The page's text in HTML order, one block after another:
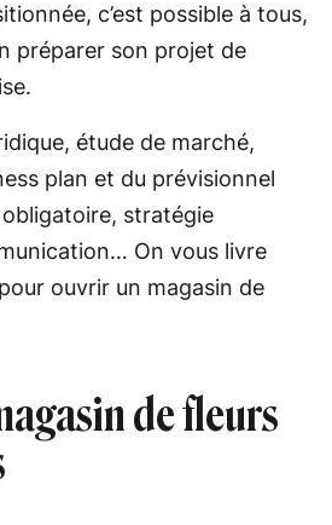
c’est possible à tous,
préparer son projet de
étude de marché,
plan et du prévisionnel
stratégie
On vous livre
ouvrir un magasin de
de fleurs